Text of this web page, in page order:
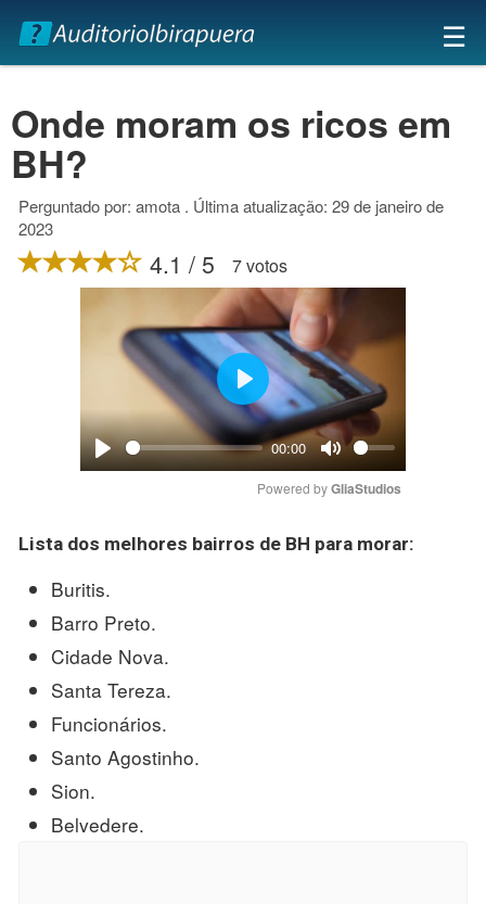
×
☰
Onde moram os ricos em
BH?
Perguntado por: amota . Última atualização: 29 de janeiro de
2023
4.1 / 5 7 votos
Play
00:00
Mute
Play
Powered by GliaStudios
Lista dos melhores bairros de BH para morar:
Buritis.
Barro Preto.
Cidade Nova.
Santa Tereza.
Funcionários.
Santo Agostinho.
Sion.
Belvedere.